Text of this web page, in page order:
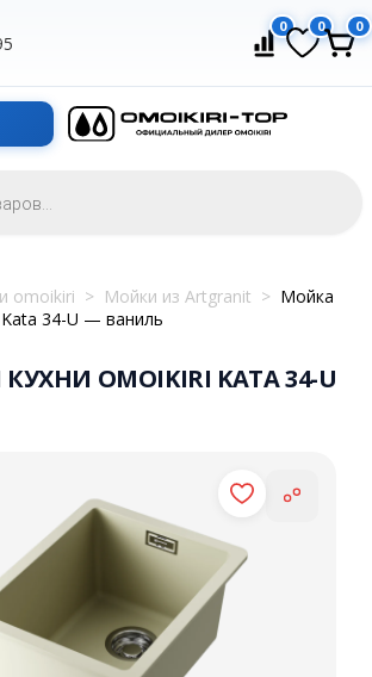
0 0 0
omoikiri > Мойки из Artgranit > Мойка
34-U — ваниль
OMOIKIRI KATA 34-U